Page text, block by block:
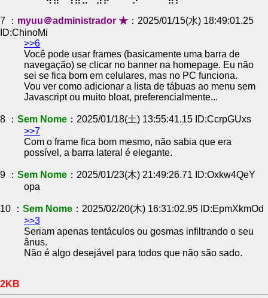
7 ： myuu＠administrador ★ ：2025/01/15(水) 18:49:01.25
ID:ChinoMi
>>6
Você pode usar frames (basicamente uma barra de
navegação) se clicar no banner na homepage. Eu não
sei se fica bom em celulares, mas no PC funciona.
Vou ver como adicionar a lista de tábuas ao menu sem
Javascript ou muito bloat, preferencialmente...
8 ： Sem Nome ：2025/01/18(土) 13:55:41.15 ID:CcrpGUxs
>>7
Com o frame fica bom mesmo, não sabia que era
possível, a barra lateral é elegante.
9 ： Sem Nome ：2025/01/23(木) 21:49:26.71 ID:Oxkw4QeY
opa
10 ： Sem Nome ：2025/02/20(木) 16:31:02.95 ID:EpmXkmOd
>>3
Seriam apenas tentáculos ou gosmas infiltrando o seu
ânus.
Não é algo desejável para todos que não são sado.
2KB